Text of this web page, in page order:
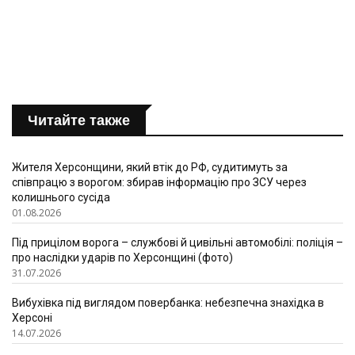
Читайте также
Жителя Херсонщини, який втік до РФ, судитимуть за
співпрацю з ворогом: збирав інформацію про ЗСУ через
колишнього сусіда
01.08.2026
Під прицілом ворога – службові й цивільні автомобілі: поліція –
про наслідки ударів по Херсонщині (фото)
31.07.2026
Вибухівка під виглядом повербанка: небезпечна знахідка в
Херсоні
14.07.2026